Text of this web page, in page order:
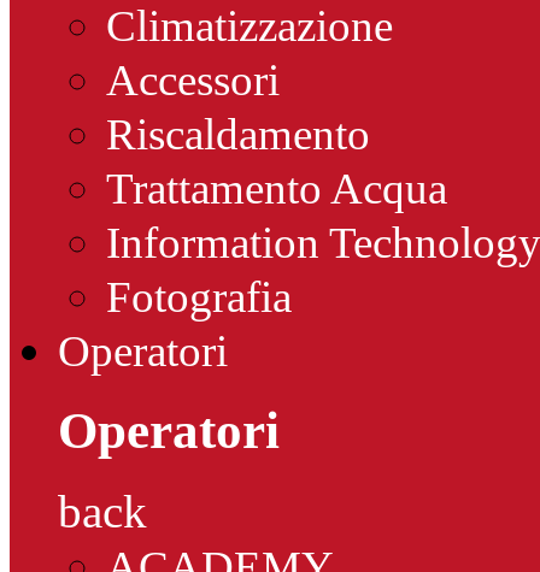
Climatizzazione
Accessori
Riscaldamento
Trattamento Acqua
Information Technology
Fotografia
Operatori
Operatori
back